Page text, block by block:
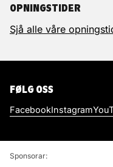
OPNINGSTIDER
Sjå alle våre
FØLG OSS
FacebookInstagram
Sponsorar: